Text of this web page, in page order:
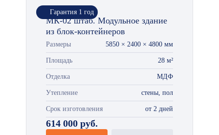
Гарантия 1 год
МК-02 штаб. Модульное здание
из блок-контейнеров
Размеры 5850 × 2400 × 4800 мм
Площадь 28 м²
Отделка МДФ
Утепление стены, пол
Срок изготовления от 2 дней
614 000 руб.